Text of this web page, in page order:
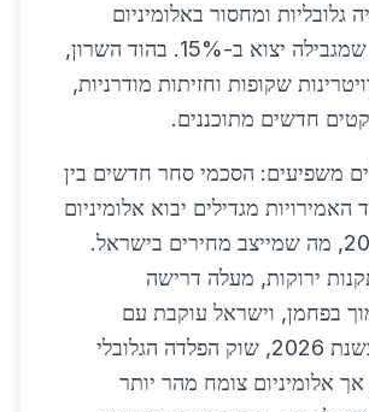
גלובליות ומחסור באלומיניום
ראשוני מסין, שמגבילה יצוא ב-15%. בהוד השרון,
שקופות וחזיתות מודרניות,
משפיעים: הסכמי סחר חדשים בין
מגדילים יבוא אלומיניום
ממוחזר ב-20%, מה שמייצב מחירים בישראל.
ירוקות, מעלה דרישה
בפחמן, וישראל עוקבת עם
תמריצי מס. בשנת 2026, שוק הפלדה הגלובלי
ב-8%, אך אלומיניום צומח מהר יותר